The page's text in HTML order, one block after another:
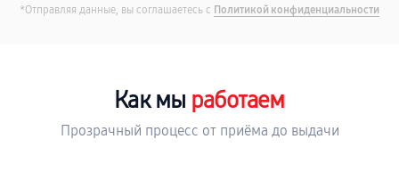
*Отправляя данные, вы соглашаетесь с Политикой конфиденциальности
Как мы работаем
Прозрачный процесс от приёма до выдачи